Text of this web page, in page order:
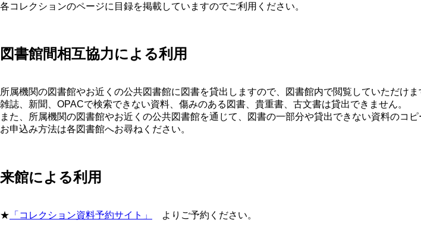
各コレクションのページに目録を掲載していますのでご利用ください。
図書館間相互協力による利用
所属機関の図書館やお近くの公共図書館に図書を貸出しますので、図書館内で閲覧していただけ
雑誌、新聞、OPACで検索できない資料、傷みのある図書、貴重書、古文書は貸出できません。
また、所属機関の図書館やお近くの公共図書館を通じて、図書の一部分や貸出できない資料のコピ
お申込み方法は各図書館へお尋ねください。
来館による利用
★ 「コレクション資料予約サイト」 よりご予約ください。